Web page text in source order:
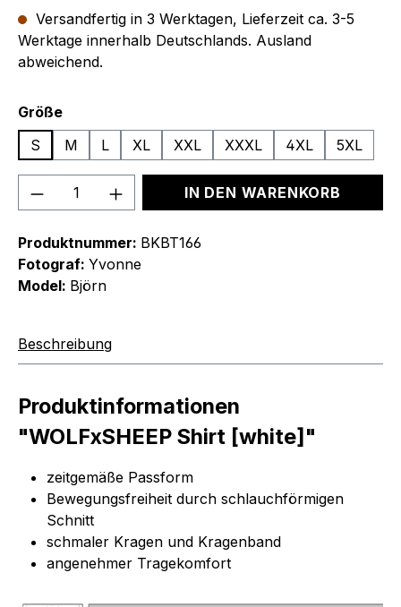
Versandfertig in 3 Werktagen, Lieferzeit ca. 3-5
Werktage innerhalb Deutschlands. Ausland
abweichend.
Größeauswählen
S
M L XL XXL XXXL 4XL 5XL
Produkt Anzahl: Gib denIN DEN WARENKORB
Produktnummer: BKBT166
Fotograf: Yvonne
Model: Björn
Beschreibung
Produktinformationen
"WOLFxSHEEP Shirt [white]"
zeitgemäße Passform
Bewegungsfreiheit durch schlauchförmigen
Schnitt
schmaler Kragen und Kragenband
angenehmer Tragekomfort